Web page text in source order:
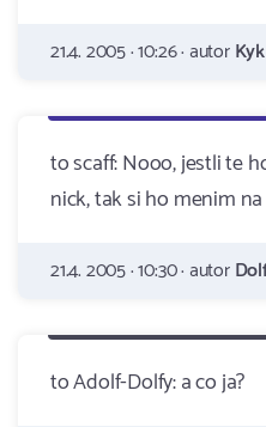
21.4. 2005 · 10:26 · autorKyk
to scaff: Nooo, jestli te
nick, tak si ho menim
21.4. 2005 · 10:30 · autor
to Adolf-Dolfy: a co ja?